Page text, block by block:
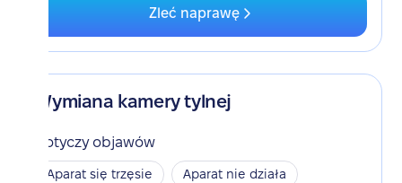
Zleć naprawę
Wymiana kamery tylnej
Dotyczy objawów
Aparat się trzęsie Aparat nie działa